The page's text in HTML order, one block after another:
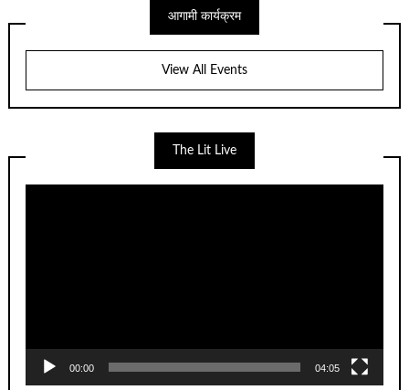
आगामी कार्यक्रम
View All Events
The Lit Live
00:00 04:05